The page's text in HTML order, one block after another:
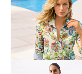
MADELEINE
Jeans mit feinem
109,95 €
+20 Farben
30-Tage-Bestpreis**: